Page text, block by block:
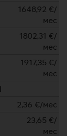
1648,92 €/
мес
1802,31 €/
мес
1917,35 €/
мес
2,36 €/мес
23,65 €/
мес